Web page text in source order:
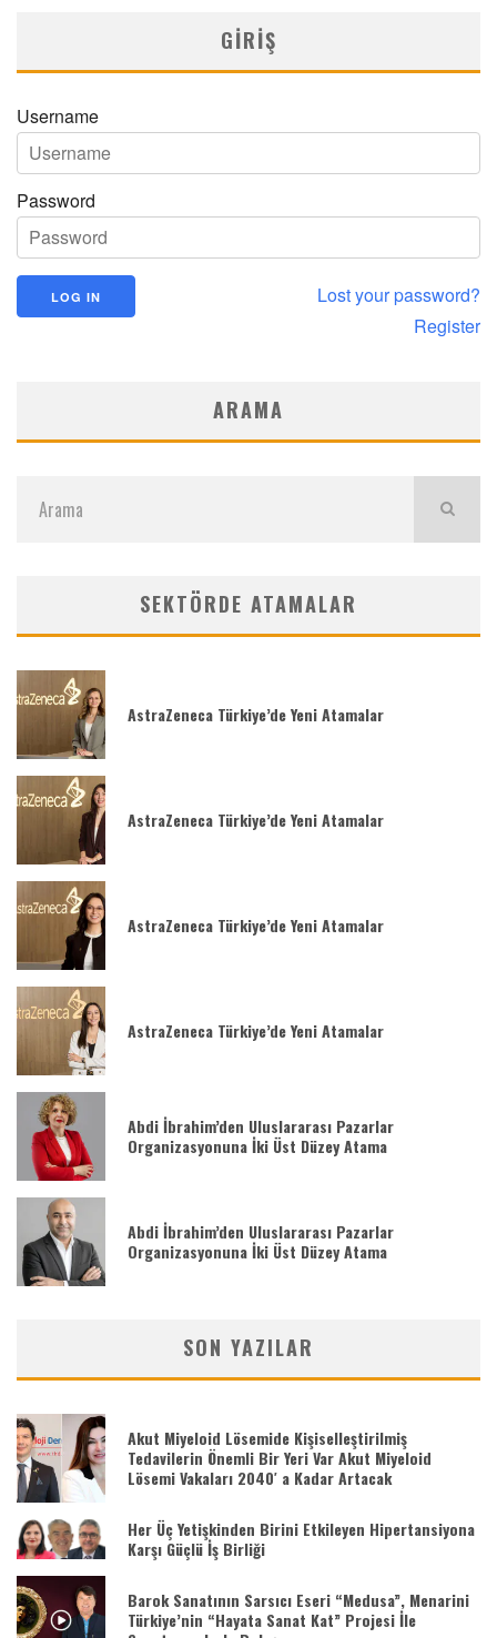
GIRIŞ
Username
Password
Lost your password?
Register
ARAMA
SEKTÖRDE ATAMALAR
AstraZeneca Türkiye’de Yeni Atamalar
AstraZeneca Türkiye’de Yeni Atamalar
AstraZeneca Türkiye’de Yeni Atamalar
AstraZeneca Türkiye’de Yeni Atamalar
Abdi İbrahim’den Uluslararası Pazarlar
Organizasyonuna İki Üst Düzey Atama
Abdi İbrahim’den Uluslararası Pazarlar
Organizasyonuna İki Üst Düzey Atama
SON YAZILAR
Akut Miyeloid Lösemide Kişiselleştirilmiş
Tedavilerin Önemli Bir Yeri Var Akut Miyeloid
Lösemi Vakaları 2040′ a Kadar Artacak
Her Üç Yetişkinden Birini Etkileyen Hipertansiyona
Karşı Güçlü İş Birliği
Barok Sanatının Sarsıcı Eseri “Medusa”, Menarini
Türkiye’nin “Hayata Sanat Kat” Projesi İle